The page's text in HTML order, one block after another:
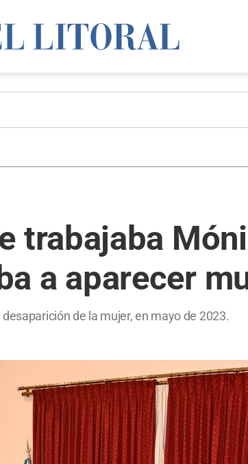
trabajaba
a aparecer
de la mujer, en mayo de 2023.